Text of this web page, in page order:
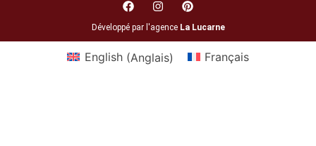
Développé par l'agence La Lucarne
English(Anglais) Français